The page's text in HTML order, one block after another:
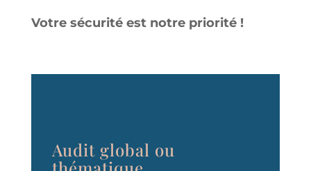
Votre sécurité est notre priorité !
Audit global ou